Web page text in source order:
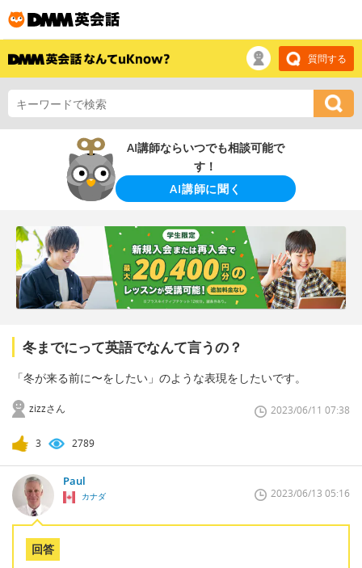
質問する
AI講師ならいつでも相談可能で
す！
AI講師に聞く
冬までにって英語でなんて言うの？
「冬が来る前に〜をしたい」のような表現をしたいです。
zizzさん 2023/06/11 07:38
3 2789
Paul
カナダ 2023/06/13 05:16
回答